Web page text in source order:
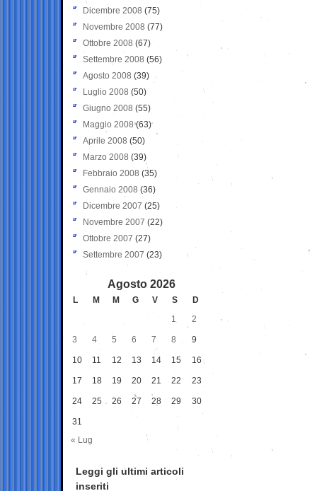
Dicembre 2008 (75)
Novembre 2008 (77)
Ottobre 2008 (67)
Settembre 2008 (56)
Agosto 2008 (39)
Luglio 2008 (50)
Giugno 2008 (55)
Maggio 2008(63)
Aprile 2008 (50)
Marzo 2008 (39)
Febbraio 2008 (35)
Gennaio 2008 (36)
Dicembre 2007 (25)
Novembre 2007 (22)
Ottobre 2007 (27)
Settembre 2007 (23)
Agosto 2026
L M M G V S
D
1
2
3 4 5 6 7 8 9
10 11 12 13 14 15 16
17 18 19 20 21 22 23
24 25 26 27 28 29 30
31
« Lug
Leggi gli ultimi articoli
inseriti